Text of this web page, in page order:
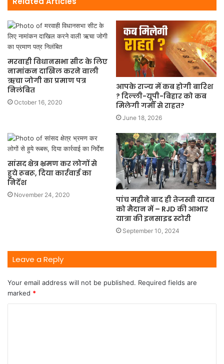
मरवाही विधानसभा सीट के लिए
नामांकन दाखिल करने वाली
ऋचा जोगी का प्रमाण पत्र
निलंबित
October 16, 2020
आपके राज्य में कब होगी बारिश
? दिल्ली-यूपी-बिहार को कब
मिलेगी गर्मी से राहत?
June 18, 2026
सांसद क्षेत्र भ्रमण कर लोगों से
हुये रूबरू, दिया कार्रवाई का
निर्देश
November 24, 2020
पांच महीने बाद ही तेजस्वी यादव
को मैदान में – RJD की आभार
यात्रा की इनसाइड स्टोरी
September 10, 2024
Leave a Reply
Your email address will not be published. Required fields are
marked *